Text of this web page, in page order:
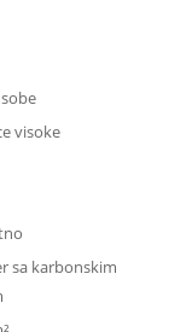
visoke
sa karbonskim